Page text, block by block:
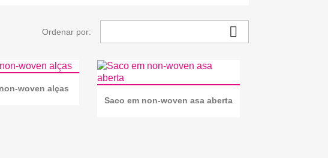
Ordenar por: 
woven alças
Saco em non-woven asa aberta